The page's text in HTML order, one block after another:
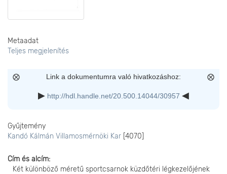
Metaadat
Teljes megjelenítés
Link a dokumentumra való hivatkozáshoz:
http://hdl.handle.net/20.500.14044/30957
Gyűjtemény
Kandó Kálmán Villamosmérnöki Kar [4070]
Cím és alcím
Két különböző méretű sportcsarnok küzdőtéri légkezelőjének